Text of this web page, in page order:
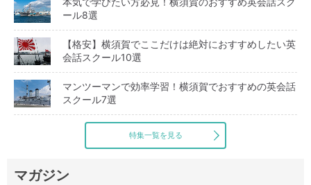
ール8選
【格安】横須賀でここだけは絶対におすすめしたい英
会話スクール10選
マンツーマンで効率学習！横須賀でおすすめの英会話
スクール7選
特集一覧を見る
マガジン